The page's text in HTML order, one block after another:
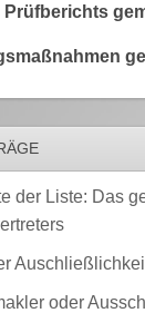
der Liste: Das
oder